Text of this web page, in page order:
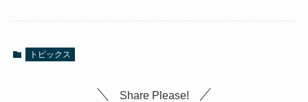
トピックス
Share Please!